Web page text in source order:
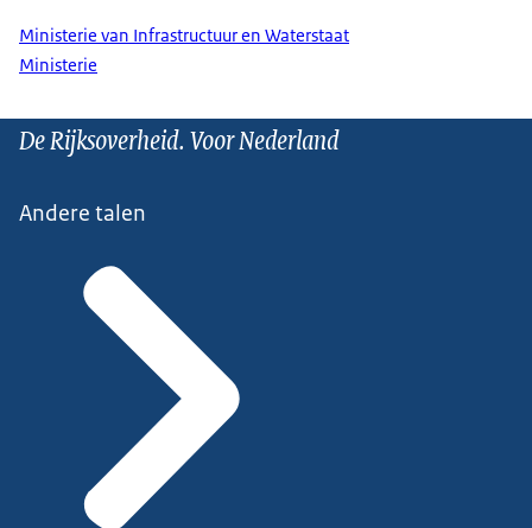
Ministerie van Infrastructuur en Waterstaat
Ministerie
De Rijksoverheid. Voor Nederland
Andere talen